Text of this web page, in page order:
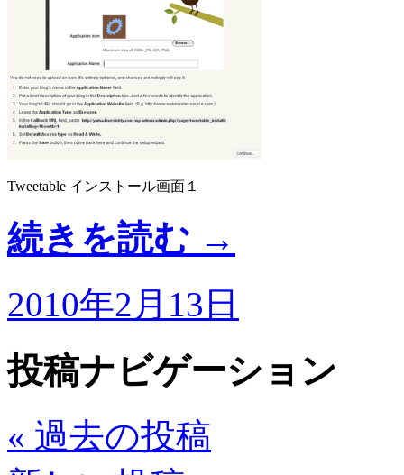
Tweetable インストール画面１
続きを読む →
2010年2月13日
投稿ナビゲーション
« 過去の投稿